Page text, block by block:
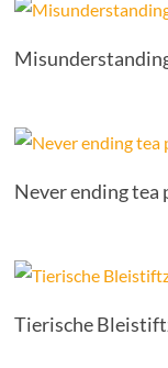
Never ending tea
Tierische